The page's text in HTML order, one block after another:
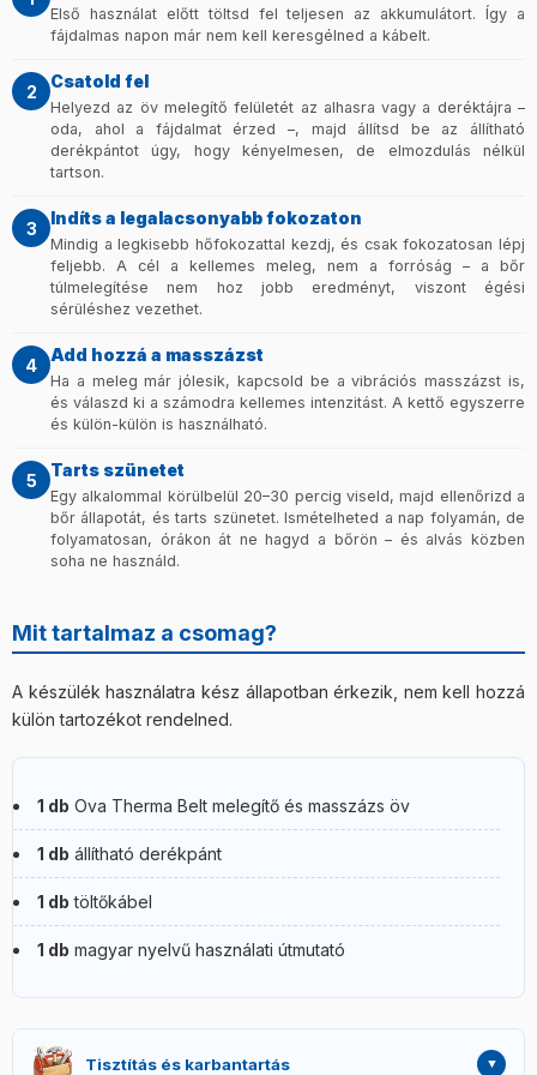
Első használat előtt töltsd fel teljesen az akkumulátort. Így a
fájdalmas napon már nem kell keresgélned a kábelt.
2 Csatold fel
Helyezd az öv melegítő felületét az alhasra vagy a deréktájra –
oda, ahol a fájdalmat érzed –, majd állítsd be az állítható
derékpántot úgy, hogy kényelmesen, de elmozdulás nélkül
tartson.
3 Indíts a legalacsonyabb fokozaton
Mindig a legkisebb hőfokozattal kezdj, és csak fokozatosan lépj
feljebb. A cél a kellemes meleg, nem a forróság – a bőr
túlmelegítése nem hoz jobb eredményt, viszont égési
sérüléshez vezethet.
4 Add hozzá a masszázst
Ha a meleg már jólesik, kapcsold be a vibrációs masszázst is,
és válaszd ki a számodra kellemes intenzitást. A kettő egyszerre
és külön-külön is használható.
5 Tarts szünetet
Egy alkalommal körülbelül 20–30 percig viseld, majd ellenőrizd a
bőr állapotát, és tarts szünetet. Ismételheted a nap folyamán, de
folyamatosan, órákon át ne hagyd a bőrön – és alvás közben
soha ne használd.
Mit tartalmaz a csomag?
A készülék használatra kész állapotban érkezik, nem kell hozzá
külön tartozékot rendelned.
1 db Ova Therma Belt melegítő és masszázs öv
1 db állítható derékpánt
1 db töltőkábel
1 db magyar nyelvű használati útmutató
Tisztítás és karbantartás